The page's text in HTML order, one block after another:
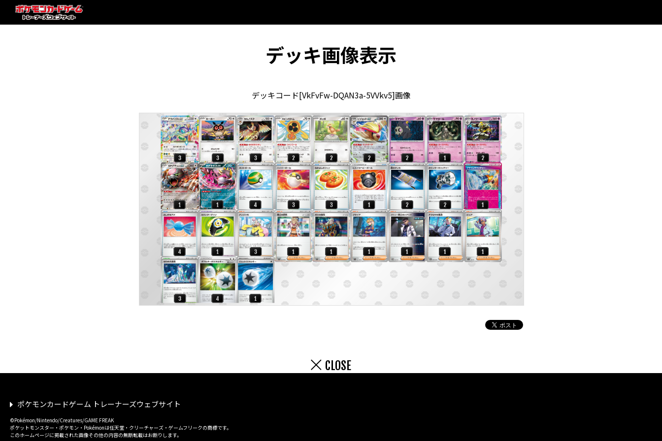
デッキ画像表示
デッキコード[VkFvFw-DQAN3a-5VVkv5]画像
CLOSE
ポケモンカードゲーム トレーナーズウェブサイト
©Pokémon/Nintendo/Creatures/GAME FREAK
ポケットモンスター・ポケモン・Pokémonは任天堂・クリーチャーズ・ゲームフリークの商標です。
このホームページに掲載された画像その他の内容の無断転載はお断りします。